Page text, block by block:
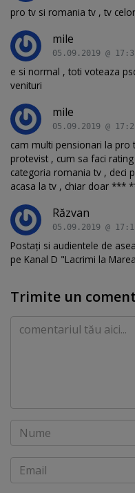
pro tv si romania tv , tv
mile
05.09.2019 @
e si normal , toti voteaza
venituri
mile
05.09.2019 @
cam multi pensionari la pro
protevist , cum sa faci
categoria romania tv , deci
acasa la tv , chiar doar ***
Răzvan
05.09.2019 @
Postați si audientele de
pe Kanal D "Lacrimi la
Trimite un
Comentariu
Nume
Email